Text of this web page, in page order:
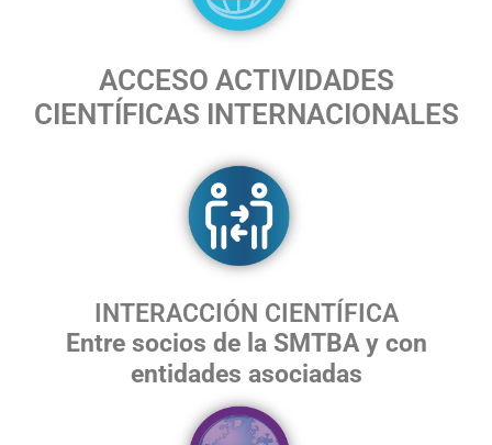
ACCESO ACTIVIDADES
CIENTÍFICAS INTERNACIONALES
INTERACCIÓN CIENTÍFICA
Entre socios de la SMTBA y con
entidades asociadas